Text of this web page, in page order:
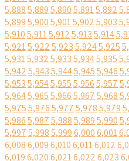
5,8885,8895,8905,8915,892
5,8995,9005,9015,9025,903
5,9105,9115,9125,9135,914
5,9215,9225,9235,9245,925
5,9315,9325,9335,9345,935
5,9425,9435,9445,9455,946
5,9535,9545,9555,9565,957
5,9645,9655,9665,9675,968
5,9755,9765,9775,9785,979
5,9865,9875,9885,9895,990
5,9975,9985,9996,0006,001
6,0086,0096,0106,0116,012
6,0196,0206,0216,0226,023